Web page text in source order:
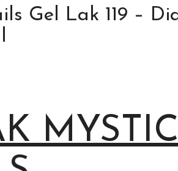
Gel Lak 119 –
MYSTIC